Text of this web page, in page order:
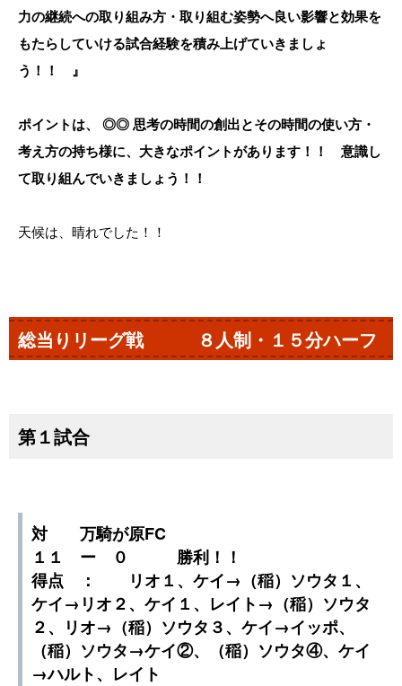
力の継続への取り組み方・取り組む姿勢へ良い影響と効果を
もたらしていける試合経験を積み上げていきましょ
う！！ 』
ポイントは、 ◎◎ 思考の時間の創出とその時間の使い方・
考え方の持ち様に、大きなポイントがあります！！ 意識し
て取り組んでいきましょう！！
天候は、晴れでした！！
総当りリーグ戦 ８人制・１５分ハーフ
第１試合
対 万騎が原FC
１１ ー ０ 勝利！！
得点 ： リオ１、ケイ→（稲）ソウタ１、
ケイ→リオ２、ケイ１、レイト→（稲）ソウタ
２、リオ→（稲）ソウタ３、ケイ→イッポ、
（稲）ソウタ→ケイ②、（稲）ソウタ④、ケイ
→ハルト、レイト